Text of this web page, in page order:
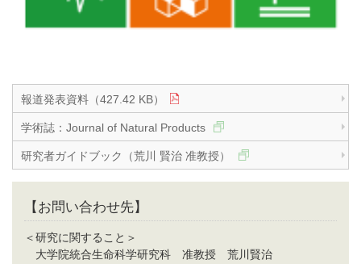
報道発表資料（427.42 KB）
学術誌：Journal of Natural Products
研究者ガイドブック（荒川 賢治 准教授）
【お問い合わせ先】
＜研究に関すること＞
大学院統合生命科学研究科 准教授 荒川賢治